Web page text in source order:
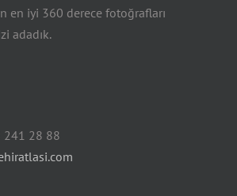
en iyi 360 derece fotoğrafları
adadık.
241 28 88